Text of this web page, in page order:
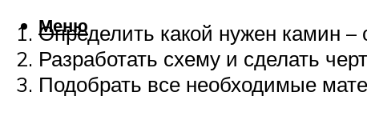
Меню
Определить какой нужен камин –
Разработать схему и сделать
Подобрать все необходимые